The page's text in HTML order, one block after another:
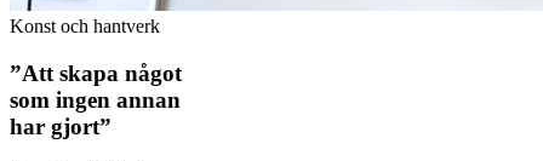
Konst och hantverk
”Att skapa något
som ingen annan
har gjort”